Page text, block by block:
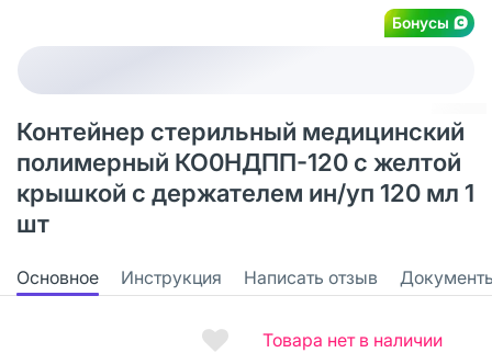
Бонусы
Контейнер стерильный медицинский
полимерный КО0НДПП-120 с желтой
крышкой с держателем ин/уп 120 мл 1
шт
Основное Инструкция Написать отзыв
Товара нет в наличии